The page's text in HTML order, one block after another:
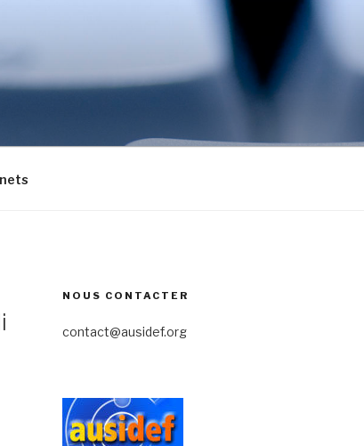
NOUS CONTACTER
contact@ausidef.org